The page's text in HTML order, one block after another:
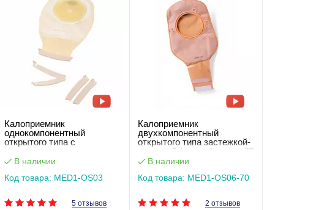
Калоприемник
однокомпонентный
открытого типа с
MED1-OS03
В наличии
Код товара: MED1-OS03
5 отзывов
Калоприемник
двухкомпонентный
открытого типа застежкой-
липучкой (мешок),вырез 70
мм MED1-OS06-70
В наличии
Код товара: MED1-OS06-70
2 отзывов